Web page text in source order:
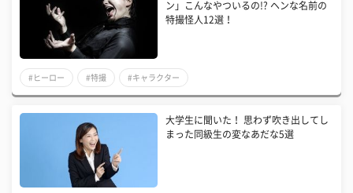
ン」こんなやついるの!? ヘンな名前の
特撮怪人12選！
#ヒーロー #特撮 #キャラクター
大学生に聞いた！ 思わず吹き出してし
まった同級生の変なあだな5選